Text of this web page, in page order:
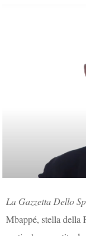
La Gazzetta Dello
Mbappé, stella della